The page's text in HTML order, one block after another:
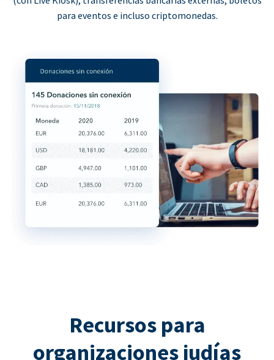
para eventos e incluso criptomonedas.
Recursos para
organizaciones judías